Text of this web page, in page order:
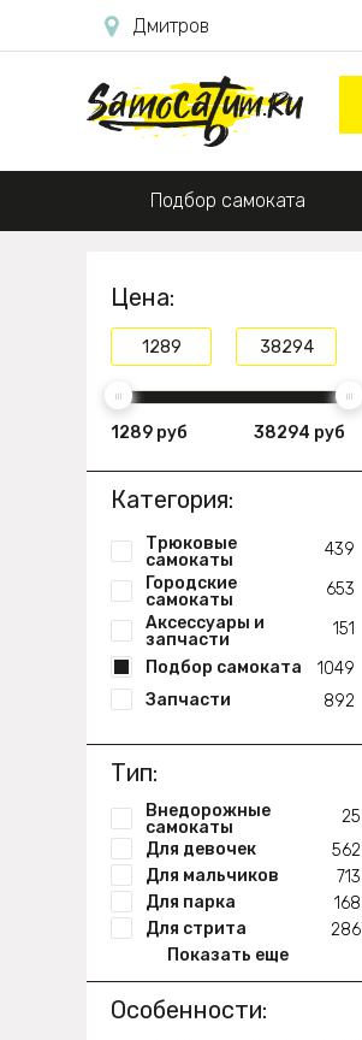
Дмитров
Подбор самоката
Цена:
1289 руб 38294 руб
Категория:
Трюковые
самокаты
439
Городские
самокаты
653
Аксессуары и
запчасти
151
Подбор самоката
1049
Запчасти
892
Тип:
Внедорожные
самокаты
25
Для девочек
562
Для мальчиков
713
Для парка
168
Для стрита
286
Показать еще
Особенности: